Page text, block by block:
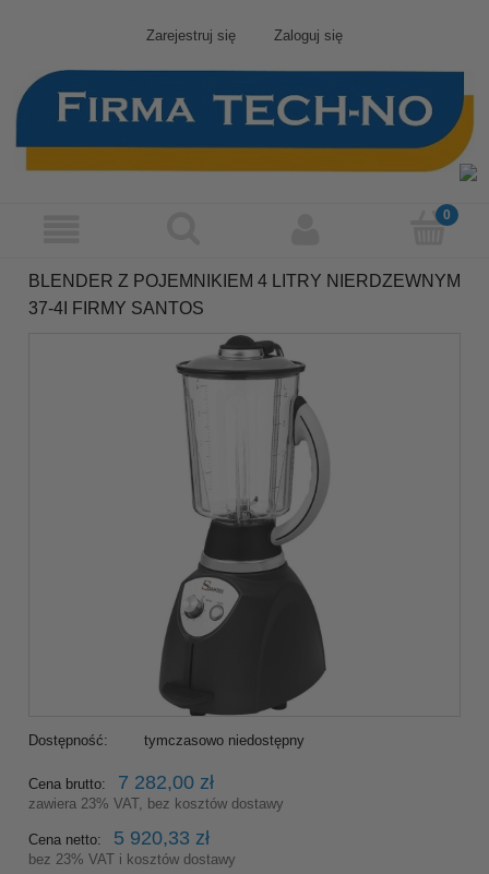
Zarejestruj się Zaloguj się
BLENDER Z POJEMNIKIEM 4 LITRY NIERDZEWNYM
37-4I FIRMY SANTOS
Dostępność: tymczasowo niedostępny
Cena brutto: 7 282,00 zł
zawiera 23% VAT, bez kosztów dostawy
Cena netto: 5 920,33 zł
bez 23% VAT i kosztów dostawy